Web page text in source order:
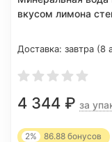
вкусом лимона
Доставка: завтра (8
4 344 ₽ за
2% 86.88 бонусов